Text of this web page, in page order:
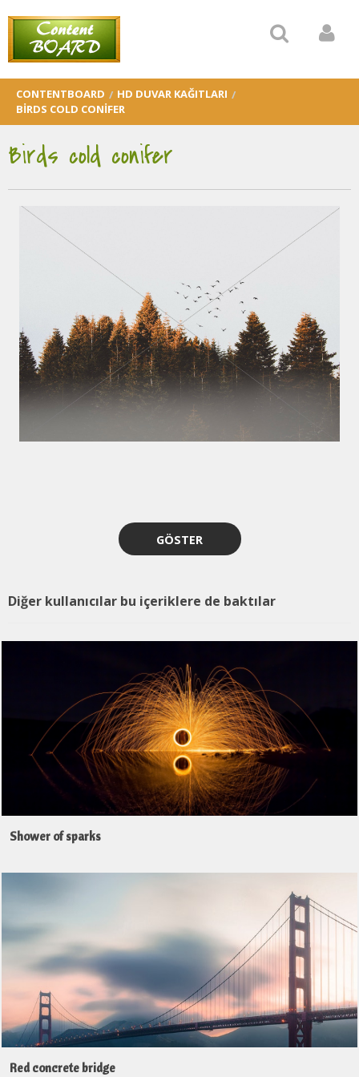
CONTENTBOARD
HD DUVAR KAĞITLARI
BIRDS COLD CONIFER
Birds cold conifer
GÖSTER
Diğer kullanıcılar bu içeriklere de baktılar
Shower of sparks
Red concrete bridge